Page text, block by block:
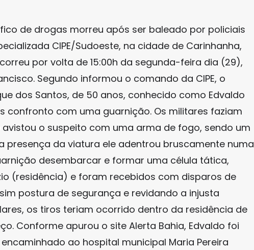
de drogas morreu após ser baleado por policiais
CIPE/Sudoeste, na cidade de Carinhanha,
por volta de 15:00h da segunda-feira dia (29),
Segundo informou o comando da CIPE, o
dos Santos, de 50 anos, conhecido como Edvaldo
confronto com uma guarnição. Os militares faziam
o suspeito com uma arma de fogo, sendo um
presença da viatura ele adentrou bruscamente numa
desembarcar e formar uma célula tática,
(residência) e foram recebidos com disparos de
postura de segurança e revidando a injusta
os tiros teriam ocorrido dentro da residência de
Conforme apurou o site Alerta Bahia, Edvaldo foi
ao hospital municipal Maria Pereira